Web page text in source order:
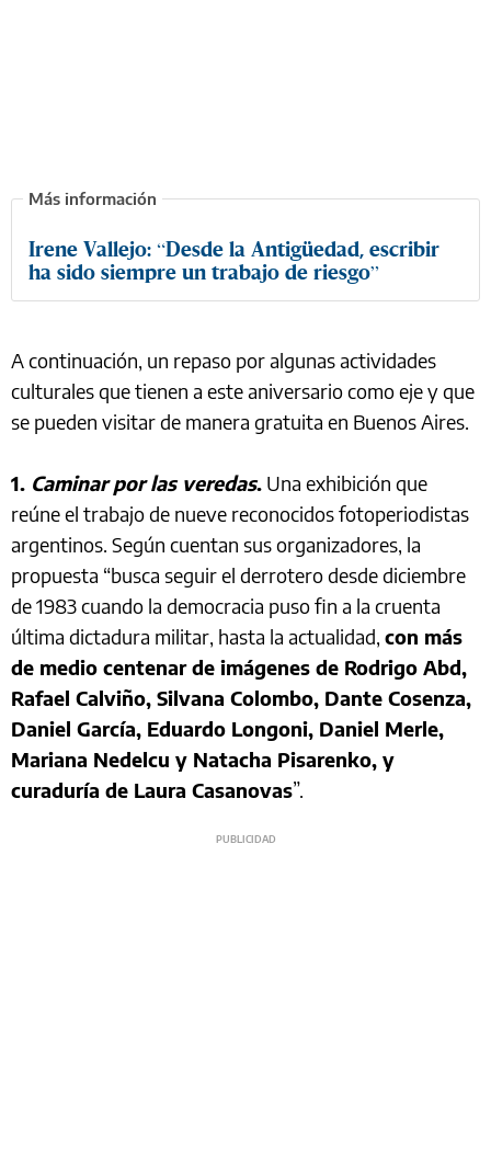
Irene Vallejo: “Desde la Antigüedad, escribir
ha sido siempre un trabajo de riesgo”
A continuación, un repaso por algunas actividades
culturales que tienen a este aniversario como eje y que
se pueden visitar de manera gratuita en Buenos Aires.
1. Caminar por las veredas. Una exhibición que
reúne el trabajo de nueve reconocidos fotoperiodistas
argentinos. Según cuentan sus organizadores, la
propuesta “busca seguir el derrotero desde diciembre
de 1983 cuando la democracia puso fin a la cruenta
última dictadura militar, hasta la actualidad, con más
de medio centenar de imágenes de Rodrigo Abd,
Rafael Calviño, Silvana Colombo, Dante Cosenza,
Daniel García, Eduardo Longoni, Daniel Merle,
Mariana Nedelcu y Natacha Pisarenko, y
curaduría de Laura Casanovas”.